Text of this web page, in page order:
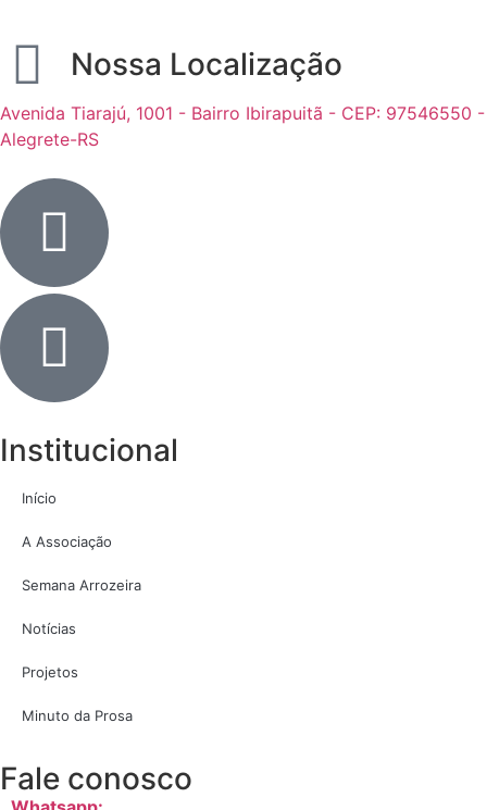
Nossa Localização
Avenida Tiarajú, 1001 - Bairro Ibirapuitã - CEP: 97546550 -
Alegrete-RS
Institucional
Início
A Associação
Semana Arrozeira
Notícias
Projetos
Minuto da Prosa
Fale conosco